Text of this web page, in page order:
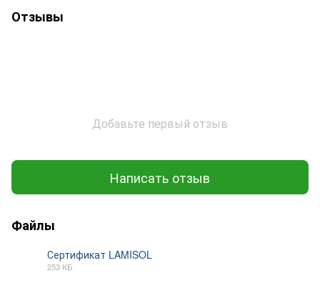
Отзывы
Добавьте первый отзыв
Написать отзыв
Файлы
Сертификат LAMISOL
253 КБ